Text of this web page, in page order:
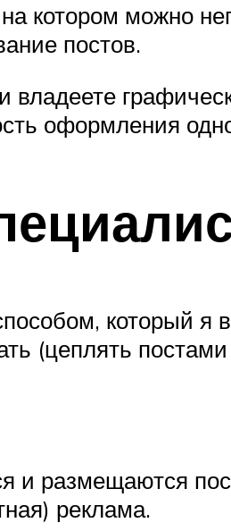
котором можно
постов.
владеете
оформления
который я
(цеплять
и размещаются
реклама.